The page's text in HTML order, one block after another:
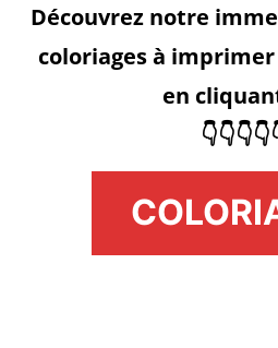
Découvrez notre
coloriages à imprimer
en